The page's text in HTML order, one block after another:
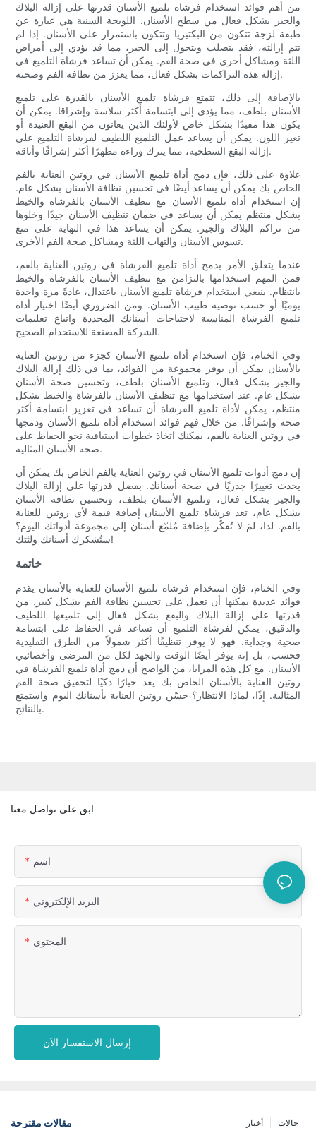
من أهم فوائد استخدام فرشاة تلميع الأسنان قدرتها على إزالة البلاك
والجير بشكل فعال من سطح الأسنان. اللويحة السنية هي عبارة عن
طبقة لزجة تتكون من البكتيريا وتتكون باستمرار على الأسنان. إذا لم
تتم إزالته، فقد يتصلب ويتحول إلى الجير، مما قد يؤدي إلى أمراض
اللثة ومشاكل أخرى في صحة الفم. يمكن أن تساعد فرشاة التلميع في
إزالة هذه التراكمات بشكل فعال، مما يعزز من نظافة الفم وصحته.
بالإضافة إلى ذلك، تتمتع فرشاة تلميع الأسنان بالقدرة على تلميع
الأسنان بلطف، مما يؤدي إلى ابتسامة أكثر سلاسة وإشراقا. يمكن أن
يكون هذا مفيدًا بشكل خاص لأولئك الذين يعانون من البقع العنيدة أو
تغير اللون. يمكن أن يساعد عمل التلميع اللطيف لفرشاة التلميع على
إزالة البقع السطحية، مما يترك وراءه مظهرًا أكثر إشراقًا وأناقة.
علاوة على ذلك، فإن دمج أداة تلميع الأسنان في روتين العناية بالفم
الخاص بك يمكن أن يساعد أيضًا في تحسين نظافة الأسنان بشكل عام.
إن استخدام أداة تلميع الأسنان مع تنظيف الأسنان بالفرشاة والخيط
بشكل منتظم يمكن أن يساعد في ضمان تنظيف الأسنان جيدًا وخلوها
من تراكم البلاك والجير. يمكن أن يساعد هذا في النهاية على منع
تسوس الأسنان والتهاب اللثة ومشاكل صحة الفم الأخرى.
عندما يتعلق الأمر بدمج أداة تلميع الفرشاة في روتين العناية بالفم،
فمن المهم استخدامها بالتزامن مع تنظيف الأسنان بالفرشاة والخيط
بانتظام. ينبغي استخدام فرشاة تلميع الأسنان باعتدال، عادةً مرة واحدة
يوميًا أو حسب توصية طبيب الأسنان. ومن الضروري أيضًا اختيار أداة
تلميع الفرشاة المناسبة لاحتياجات أسنانك المحددة واتباع تعليمات
الشركة المصنعة للاستخدام الصحيح.
وفي الختام، فإن استخدام أداة تلميع الأسنان كجزء من روتين العناية
بالأسنان يمكن أن يوفر مجموعة من الفوائد، بما في ذلك إزالة البلاك
والجير بشكل فعال، وتلميع الأسنان بلطف، وتحسين صحة الأسنان
بشكل عام. عند استخدامها مع تنظيف الأسنان بالفرشاة والخيط بشكل
منتظم، يمكن لأداة تلميع الفرشاة أن تساعد في تعزيز ابتسامة أكثر
صحة وإشراقًا. من خلال فهم فوائد استخدام أداة تلميع الأسنان ودمجها
في روتين العناية بالفم، يمكنك اتخاذ خطوات استباقية نحو الحفاظ على
صحة الأسنان المثالية.
إن دمج أدوات تلميع الأسنان في روتين العناية بالفم الخاص بك يمكن أن
يحدث تغييرًا جذريًا في صحة أسنانك. بفضل قدرتها على إزالة البلاك
والجير بشكل فعال، وتلميع الأسنان بلطف، وتحسين نظافة الأسنان
بشكل عام، تعد فرشاة تلميع الأسنان إضافة قيمة لأي روتين للعناية
بالفم. لذا، لمَ لا تُفكّر بإضافة مُلمّع أسنان إلى مجموعة أدواتك اليوم؟
ستُشكرك أسنانك ولثتك!
خاتمة
وفي الختام، فإن استخدام فرشاة تلميع الأسنان للعناية بالأسنان يقدم
فوائد عديدة يمكنها أن تعمل على تحسين نظافة الفم بشكل كبير. من
قدرتها على إزالة البلاك والبقع بشكل فعال إلى تلميعها اللطيف
والدقيق، يمكن لفرشاة التلميع أن تساعد في الحفاظ على ابتسامة
صحية وجذابة. فهو لا يوفر تنظيفًا أكثر شمولاً من الطرق التقليدية
فحسب، بل إنه يوفر أيضًا الوقت والجهد لكل من المرضى وأخصائيي
الأسنان. مع كل هذه المزايا، من الواضح أن دمج أداة تلميع الفرشاة في
روتين العناية بالأسنان الخاص بك يعد خيارًا ذكيًا لتحقيق صحة الفم
المثالية. إذًا، لماذا الانتظار؟ حسّن روتين العناية بأسنانك اليوم واستمتع
بالنتائج.
ابق على تواصل معنا
اسم
البريد الإلكتروني
المحتوى
إرسال الاستفسار الآن
مقالات مقترحة حالات أخبار